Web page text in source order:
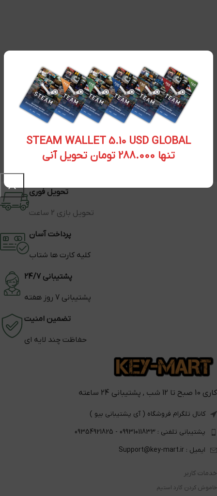
STEAM WALLET 5.10 USD GLOBAL
تنها 288.000 تومان تحویل آنی
تحویل فوری
تحویل بازی 2 ساعت
پرداخت آسان
کلیه کارت ها شتاب
پشتیبانی 24/7
پشتیبانی 7 روز هفته
تضمین امنیت
حفاظت چند لایه ای
کاری 10 صبح تا 12 شب , پشتیبانی 24 ساعته
کانال تلگرام فروشگاه ( آی پشتیبانی بیو )
پشتیبانی تلفنی : 09931011833 - 09354921825
ایمیل : Support@key-mart.ir
خدمات کاربر
خاموش کردن گارد استیم